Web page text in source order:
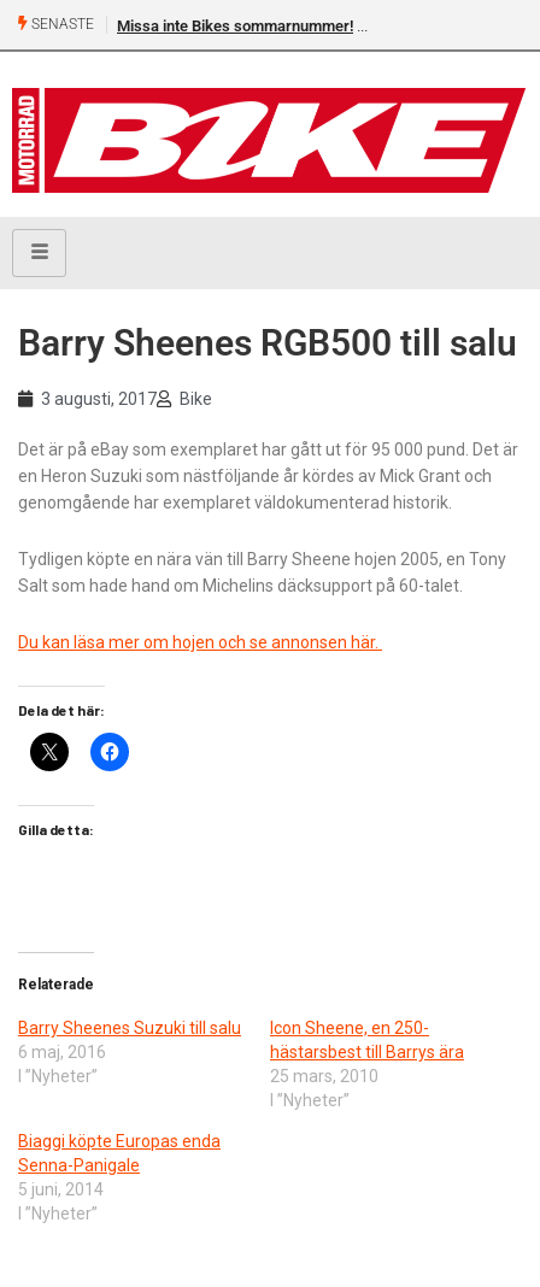
SENASTE Missa inte Bikes sommarnummer!
Barry Sheenes RGB500 till salu
3 augusti, 2017 Bike
Det är på eBay som exemplaret har gått ut för 95 000 pund. Det är
en Heron Suzuki som nästföljande år kördes av Mick Grant och
genomgående har exemplaret väldokumenterad historik.
Tydligen köpte en nära vän till Barry Sheene hojen 2005, en Tony
Salt som hade hand om Michelins däcksupport på 60-talet.
Du kan läsa mer om hojen och se annonsen här.
Dela det här:
Gilla detta:
Relaterade
Barry Sheenes Suzuki till salu
6 maj, 2016
I ”Nyheter”
Icon Sheene, en 250-
hästarsbest till Barrys ära
25 mars, 2010
I ”Nyheter”
Biaggi köpte Europas enda
Senna-Panigale
5 juni, 2014
I ”Nyheter”